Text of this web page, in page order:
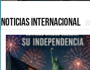
Noticias Internacional